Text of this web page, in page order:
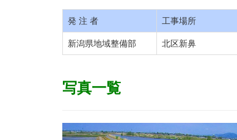
発 注 者 工事場所
新潟県地域整備部
北区新鼻
写真一覧